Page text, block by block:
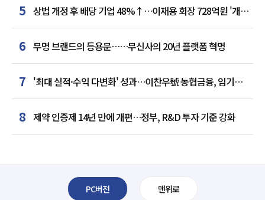
5 상법 개정 후 배당 기업 48%↑…이재용 회장 728억원 '개인
최다'
6 무명 브랜드의 등용문……무신사의 20년 플랫폼 혁명
7 '최대 실적·수익 다변화' 성과…이찬우號 농협금융, 임기
말년 성장 박차
8 제약 인증제 14년 만에 개편…정부, R&D 투자 기준 강화
PC버전 맨위로